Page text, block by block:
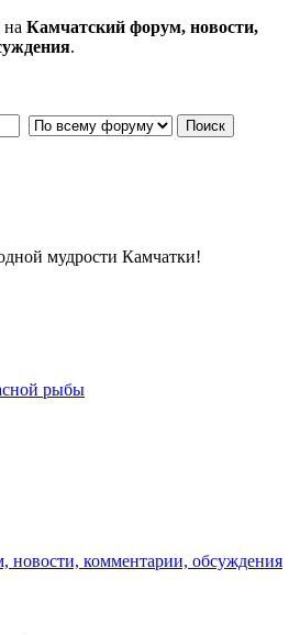
на Камчатский форум, новости,
.
мудрости Камчатки!
рыбы
новости, комментарии, обсуждения